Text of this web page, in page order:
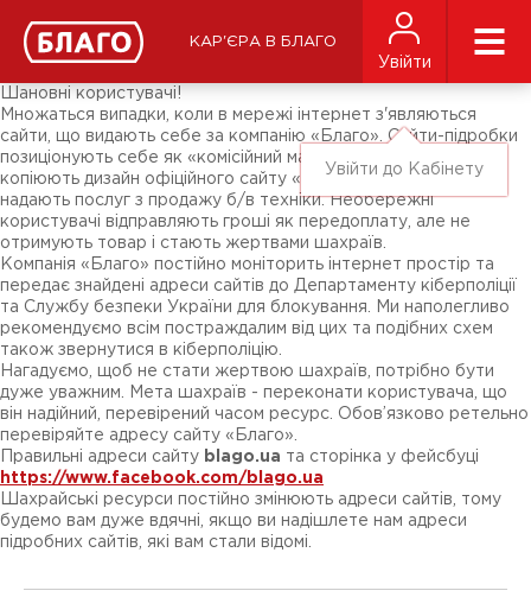
КАР'ЄРА В БЛАГО
Увійти
Увійти до Кабінету
ЗМІ про нас
Підписники соц-мереж
Ярмарки
Шановні користувачі!
Множаться випадки, коли в мережі інтернет з'являються
сайти, що видають себе за компанію «Благо». Сайти-підробки
позиціонують себе як «комісійний магазин техніки». Вони
копіюють дизайн офіційного сайту «Благо», але насправді не
надають послуг з продажу б/в техніки. Необережні
користувачі відправляють гроші як передоплату, але не
отримують товар і стають жертвами шахраїв.
Компанія «Благо» постійно моніторить інтернет простір та
передає знайдені адреси сайтів до Департаменту кіберполіції
та Службу безпеки України для блокування. Ми наполегливо
рекомендуємо всім постраждалим від цих та подібних схем
також звернутися в кіберполіцію.
Нагадуємо, щоб не стати жертвою шахраїв, потрібно бути
дуже уважним. Мета шахраїв - переконати користувача, що
він надійний, перевірений часом ресурс. Обов’язково ретельно
перевіряйте адресу сайту «Благо».
Правильні адреси сайту blago.ua та сторінка у фейсбуці
https://www.facebook.com/blago.ua
Шахрайські ресурси постійно змінюють адреси сайтів, тому
будемо вам дуже вдячні, якщо ви надішлете нам адреси
підробних сайтів, які вам стали відомі.